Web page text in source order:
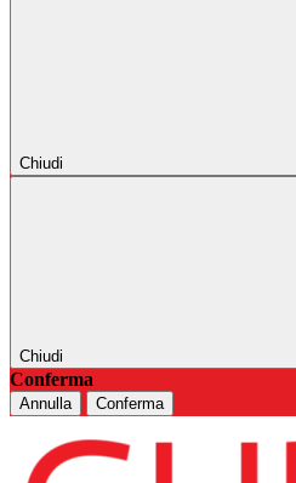
Chiudi
Chiudi
Conferma
Annulla Conferma